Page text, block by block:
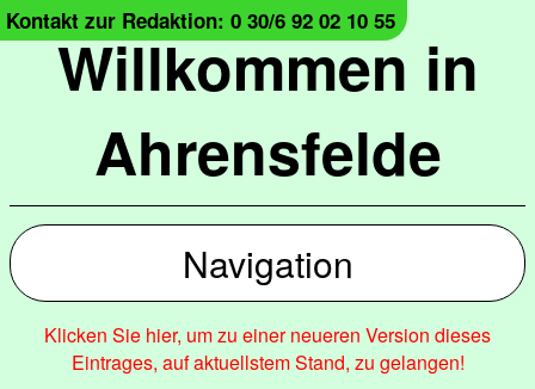
Willkommen in
Ahrensfelde
Kontakt zur Redaktion: 0 30/6 92 02 10 55
Navigation
Klicken Sie hier, um zu einer neueren Version dieses
Eintrages, auf aktuellstem Stand, zu gelangen!